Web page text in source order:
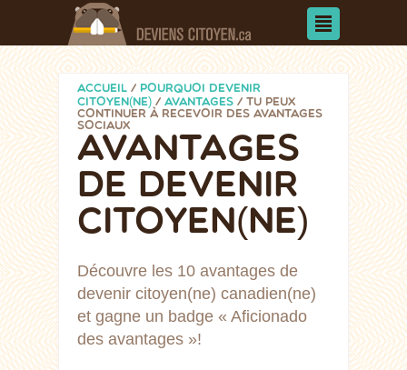
ACCUEIL / POURQUOI DEVENIR
CITOYEN(NE) / AVANTAGES / TU PEUX
CONTINUER À RECEVOIR DES AVANTAGES
SOCIAUX
AVANTAGES
DE DEVENIR
CITOYEN(NE)
Découvre les 10 avantages de
devenir citoyen(ne) canadien(ne)
et gagne un badge « Aficionado
des avantages »!